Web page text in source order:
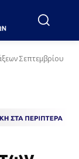
Σεπτεμβρίου